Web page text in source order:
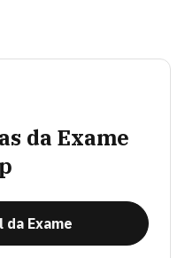
da Exame
da Exame